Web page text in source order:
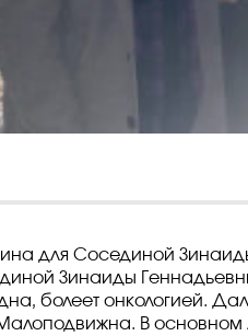
для Сосединой
Зинаиды
болеет онкологией.
В основном